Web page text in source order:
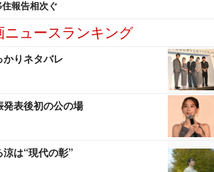
報告相次ぐ
ニュースランキング
りネタバレ
表後初の公の場
は“現代の彰”